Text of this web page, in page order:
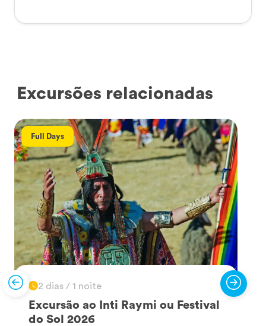
Excursões relacionadas
Full Days
2 dias / 1 noite
Excursão ao Inti Raymi ou Festival
do Sol 2026